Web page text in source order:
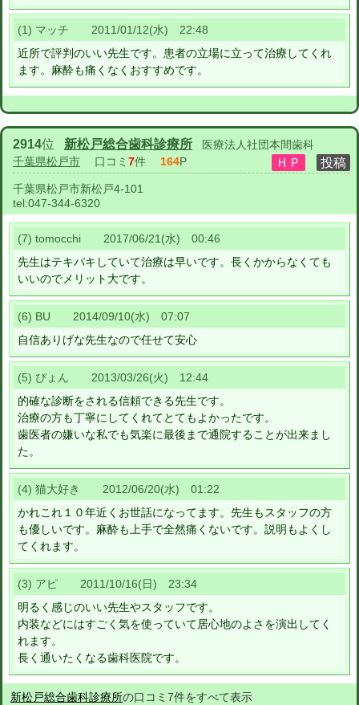
(1) マッチ 2011/01/12(水) 22:48
近所で評判のいい先生です。患者の立場に立って治療してくれ
ます。麻酔も痛くなくおすすめです。
2914位 新松戸総合歯科診療所
医療法人社団本間歯科
千葉県松戸市 口コミ 7件 164P
千葉県松戸市新松戸4-101
tel:047-344-6320
(7) tomocchi 2017/06/21(水) 00:46
先生はテキパキしていて治療は早いです。長くかからなくても
いいのでメリット大です。
(6) BU 2014/09/10(水) 07:07
自信ありげな先生なので任せて安心
(5) ぴょん 2013/03/26(火) 12:44
的確な診断をされる信頼できる先生です。
治療の方も丁寧にしてくれてとてもよかったです。
歯医者の嫌いな私でも気楽に最後まで通院することが出来まし
た。
(4) 猫大好き 2012/06/20(水) 01:22
かれこれ１０年近くお世話になってます。先生もスタッフの方
も優しいです。麻酔も上手で全然痛くないです。説明もよくし
てくれます。
(3) アピ 2011/10/16(日) 23:34
明るく感じのいい先生やスタッフです。
内装などにはすごく気を使っていて居心地のよさを演出してく
れます。
長く通いたくなる歯科医院です。
新松戸総合歯科診療所の口コミ7件をすべて表示